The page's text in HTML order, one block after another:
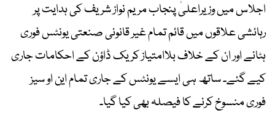
اجلاس میں وزیراعلیٰ پنجاب مریم نواز شریف کی ہدایت پر
رہائشی علاقوں میں قائم تمام غیر قانونی صنعتی یونٹس فوری
ہٹانے اور ان کے خلاف بلاامتیاز کریک ڈاؤن کے احکامات جاری
کیے گئے۔ ساتھ ہی ایسے یونٹس کے جاری تمام این او سیز
فوری منسوخ کرنے کا فیصلہ بھی کیا گیا۔